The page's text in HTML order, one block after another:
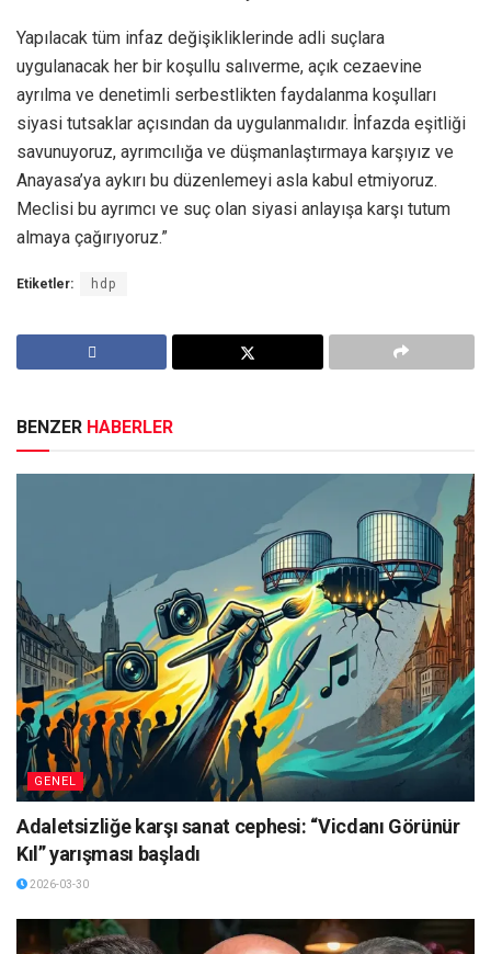
Yapılacak tüm infaz değişikliklerinde adli suçlara
uygulanacak her bir koşullu salıverme, açık cezaevine
ayrılma ve denetimli serbestlikten faydalanma koşulları
siyasi tutsaklar açısından da uygulanmalıdır. İnfazda eşitliği
savunuyoruz, ayrımcılığa ve düşmanlaştırmaya karşıyız ve
Anayasa’ya aykırı bu düzenlemeyi asla kabul etmiyoruz.
Meclisi bu ayrımcı ve suç olan siyasi anlayışa karşı tutum
almaya çağırıyoruz.”
Etiketler: hdp
BENZER HABERLER
GENEL
Adaletsizliğe karşı sanat cephesi: “Vicdanı Görünür
Kıl” yarışması başladı
2026-03-30